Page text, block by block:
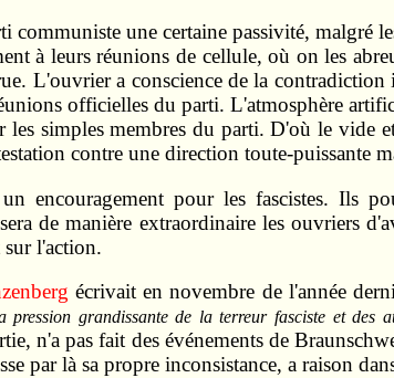
communiste une certaine passivité, malgré
à leurs réunions de cellule, où on les
L'ouvrier a conscience de la
officielles du parti. L'atmosphère
simples membres du parti. D'où le vide
contre une direction toute-puissante
encouragement pour les fascistes. Ils
de manière extraordinaire les ouvriers
sur l'action.
écrivait en novembre de l'année
grandissante de la terreur fasciste et des
n'a pas fait des événements de
par là sa propre inconsistance, a raison